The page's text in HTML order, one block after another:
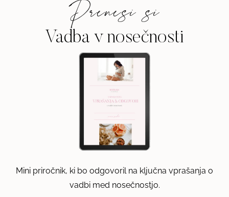
Prenesi si
Vadba v nosečnosti
Mini priročnik, ki bo odgovoril na ključna vprašanja o
vadbi med nosečnostjo.